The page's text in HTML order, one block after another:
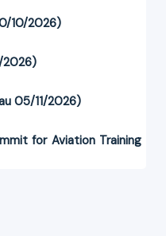
10/2026)
2026)
05/11/2026)
for Aviation Training